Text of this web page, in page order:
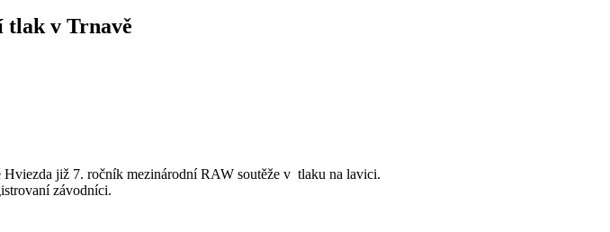
tlak v Trnavě
již 7. ročník mezinárodní RAW soutěže v tlaku na lavici.
závodníci.